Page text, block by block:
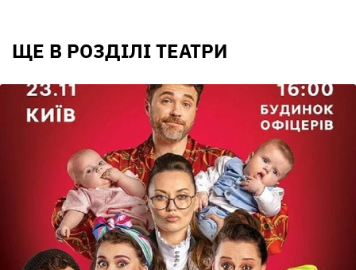
ЩЕ В РОЗДІЛІ ТЕАТРИ